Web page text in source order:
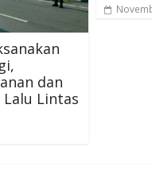
dan
Lalu Lintas